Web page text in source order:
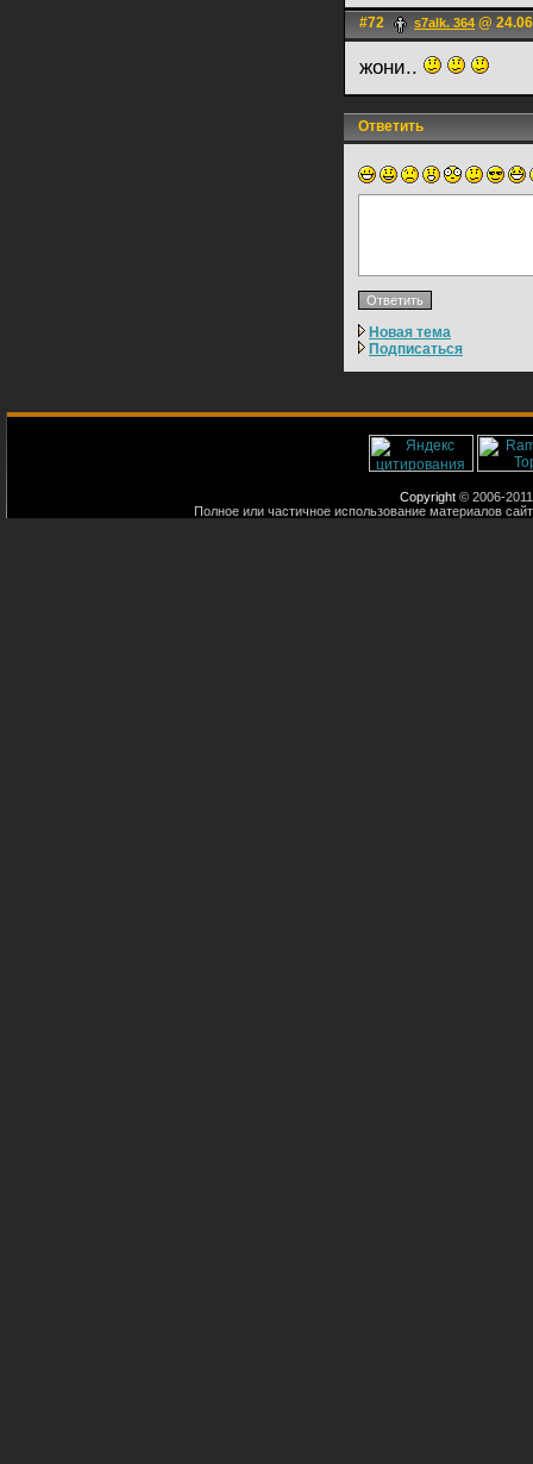
#72 s7alk. 364 @
жони..
Ответить
Новая тема
Подписаться
Copyright © 2006-
Полное или частичное использование материалов